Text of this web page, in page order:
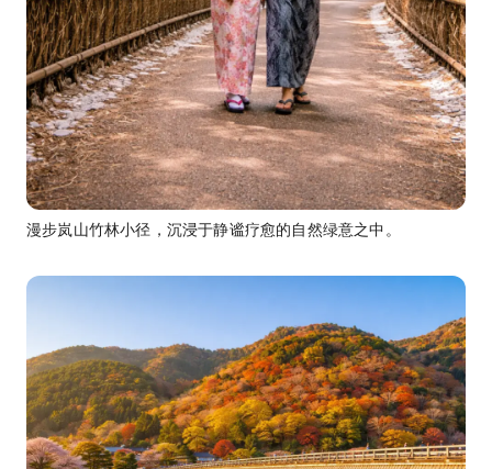
漫步岚山竹林小径，沉浸于静谧疗愈的自然绿意之中。